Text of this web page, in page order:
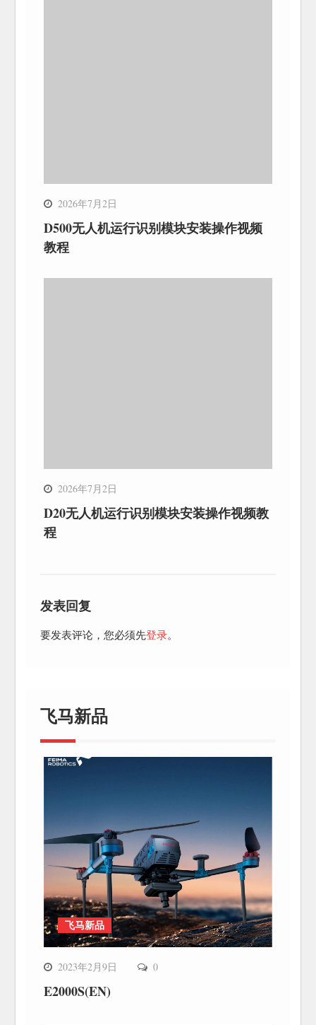
2026年7月2日
D500无人机运行识别模块安装操作视频
教程
2026年7月2日
D20无人机运行识别模块安装操作视频教
程
发表回复
要发表评论，您必须先登录。
飞马新品
飞马新品
2023年2月9日 0
E2000S(EN)